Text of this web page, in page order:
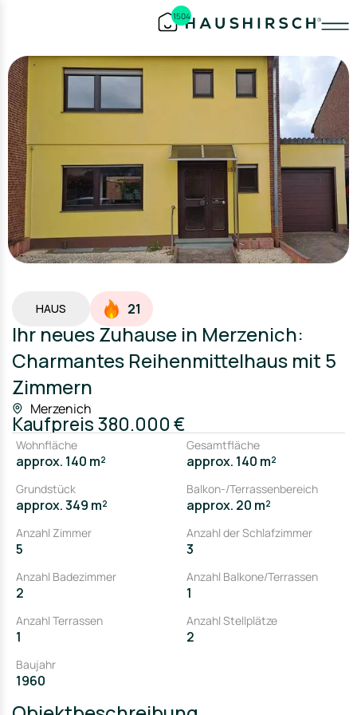
1504
HAUS 21
Ihr neues Zuhause in Merzenich:
Charmantes Reihenmittelhaus mit 5
Zimmern
Merzenich
Kaufpreis380.000 €
Wohnfläche
approx. 140 m²
Gesamtfläche
approx. 140 m²
Grundstück
approx. 349 m²
Balkon-/Terrassenbereich
approx. 20 m²
Anzahl Zimmer
5
Anzahl der Schlafzimmer
3
Anzahl Badezimmer
2
Anzahl Balkone/Terrassen
1
Anzahl Terrassen
1
Anzahl Stellplätze
2
Baujahr
1960